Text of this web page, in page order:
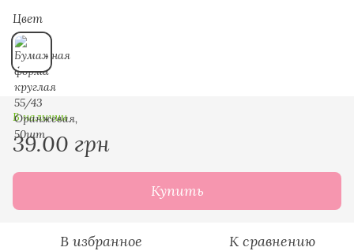
Цвет
В наличии
39.00 грн
Купить
В избранное К сравнению